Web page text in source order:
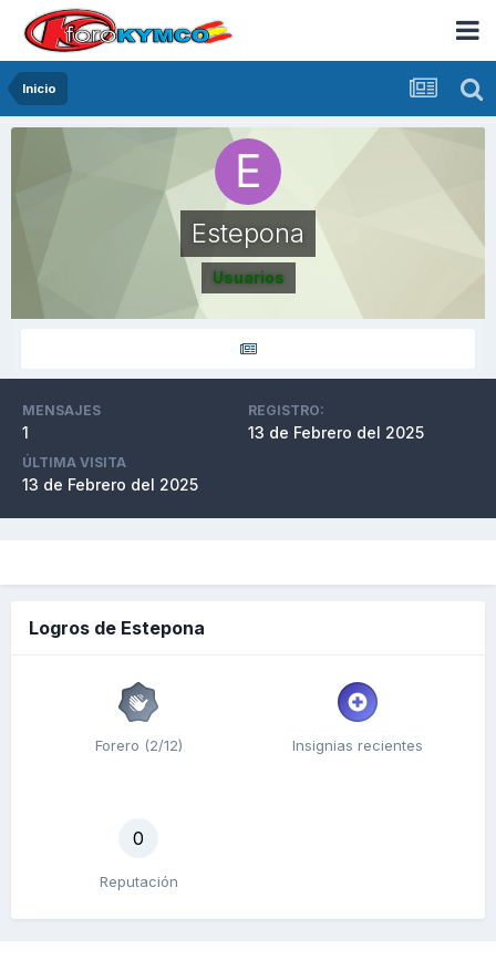
Inicio
Estepona
Usuarios
MENSAJES
1
REGISTRO:
13 de Febrero del 2025
ÚLTIMA VISITA
13 de Febrero del 2025
Logros de Estepona
Forero (2/12) Insignias recientes
0
Reputación